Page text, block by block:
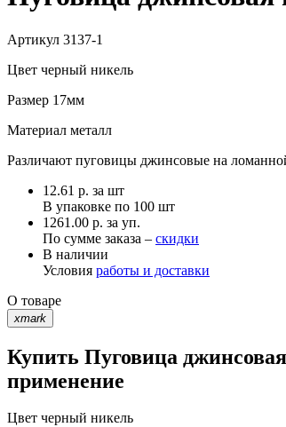
Артикул 3137-1
Цвет черный никель
Размер 17мм
Материал металл
Различают пуговицы джинсовые на
12.61 р. за шт
В упаковке по 100 шт
1261.00 р. за уп.
По сумме заказа – скидки
В наличии
Условия работы и доставки
О товаре
xmark
Купить Пуговица
применение
Цвет черный никель